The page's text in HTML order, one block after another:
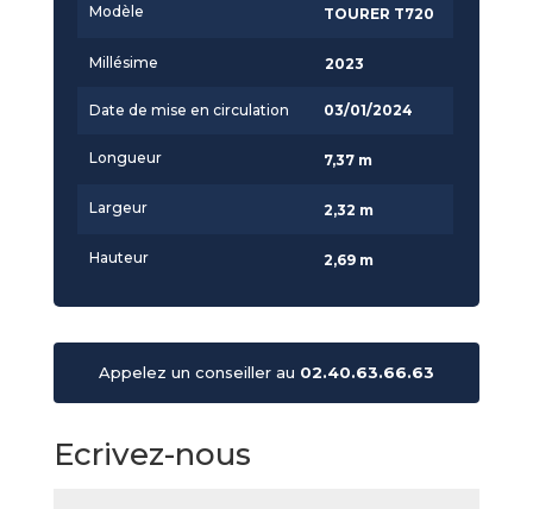
Modèle TOURER T720
Millésime 2023
Date de mise en circulation 03/01/2024
Longueur 7,37 m
Largeur 2,32 m
Hauteur 2,69 m
Appelez un conseiller au 02.40.63.66.63
Ecrivez-nous